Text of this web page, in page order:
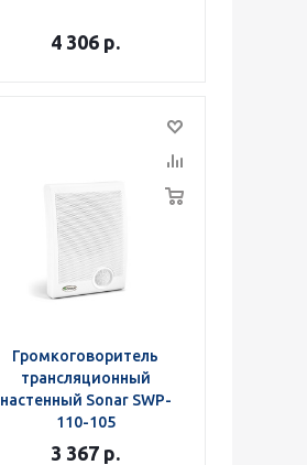
4 306 р.
Громкоговоритель
трансляционный
настенный Sonar SWP-
110-105
3 367 р.